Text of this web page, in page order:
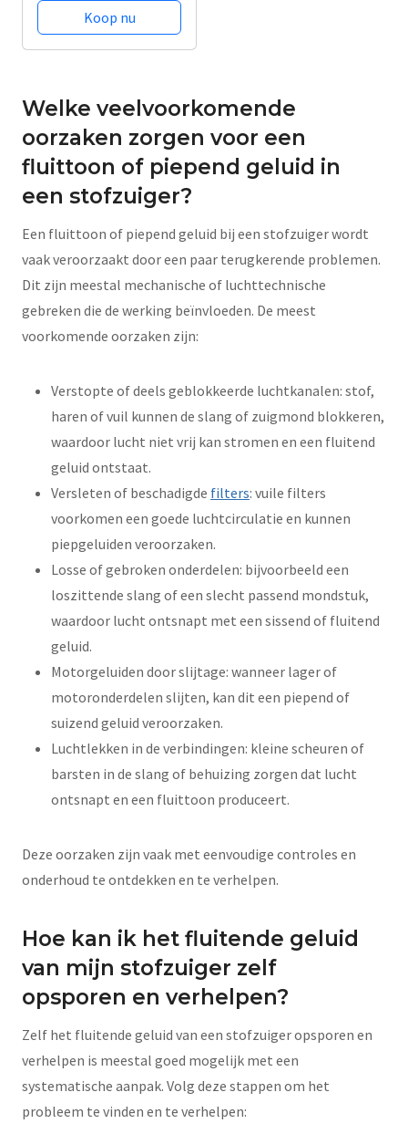
Universeel - Op maat
te knippen
Koop nu
Welke veelvoorkomende
oorzaken zorgen voor een
fluittoon of piepend geluid in
een stofzuiger?
Een fluittoon of piepend geluid bij een stofzuiger wordt
vaak veroorzaakt door een paar terugkerende problemen.
Dit zijn meestal mechanische of luchttechnische
gebreken die de werking beïnvloeden. De meest
voorkomende oorzaken zijn:
Verstopte of deels geblokkeerde luchtkanalen: stof,
haren of vuil kunnen de slang of zuigmond blokkeren,
waardoor lucht niet vrij kan stromen en een fluitend
geluid ontstaat.
Versleten of beschadigde filters: vuile filters
voorkomen een goede luchtcirculatie en kunnen
piepgeluiden veroorzaken.
Losse of gebroken onderdelen: bijvoorbeeld een
loszittende slang of een slecht passend mondstuk,
waardoor lucht ontsnapt met een sissend of fluitend
geluid.
Motorgeluiden door slijtage: wanneer lager of
motoronderdelen slijten, kan dit een piepend of
suizend geluid veroorzaken.
Luchtlekken in de verbindingen: kleine scheuren of
barsten in de slang of behuizing zorgen dat lucht
ontsnapt en een fluittoon produceert.
Deze oorzaken zijn vaak met eenvoudige controles en
onderhoud te ontdekken en te verhelpen.
Hoe kan ik het fluitende geluid
van mijn stofzuiger zelf
opsporen en verhelpen?
Zelf het fluitende geluid van een stofzuiger opsporen en
verhelpen is meestal goed mogelijk met een
systematische aanpak. Volg deze stappen om het
probleem te vinden en te verhelpen: